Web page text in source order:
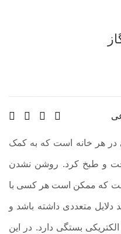
هر خانه است که به کمک
طبخ کرد.روشن نشدن
ممکن است هر کسی با
متعددی داشته باشد و
بستگی دارد. در این